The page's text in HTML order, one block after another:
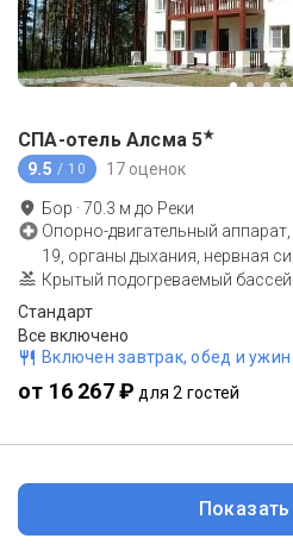
СПА-отель Алсма 5★
9.5 / 10 17 оценок
Бор ·70.3 м до Реки
Опорно-двигательный
19, органы дыхания, нервная
Крытый подогреваемый
Стандарт
Все включено
Включен завтрак, обед и ужин
от 16 267 ₽ для 2 гостей